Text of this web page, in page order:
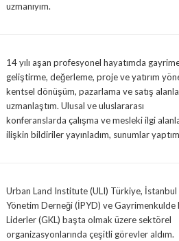
uzmanıyım.
14 yılı aşan profesyonel hayatımda
geliştirme, değerleme, proje ve yatırım
kentsel dönüşüm, pazarlama ve satış
uzmanlaştım. Ulusal ve uluslararası
konferanslarda çalışma ve mesleki ilgi
ilişkin bildiriler yayınladım, sunumlar
Urban Land Institute (ULI) Türkiye,
Yönetim Derneği (İPYD) ve Gayrimenkulde
Liderler (GKL) başta olmak üzere sektörel
organizasyonlarında çeşitli görevler aldım.